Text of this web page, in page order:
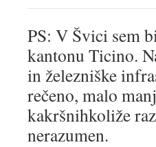
PS: V Švici sem
kantonu Ticino.
in železniške
rečeno, malo
kakršnihkoliže
nerazumen.